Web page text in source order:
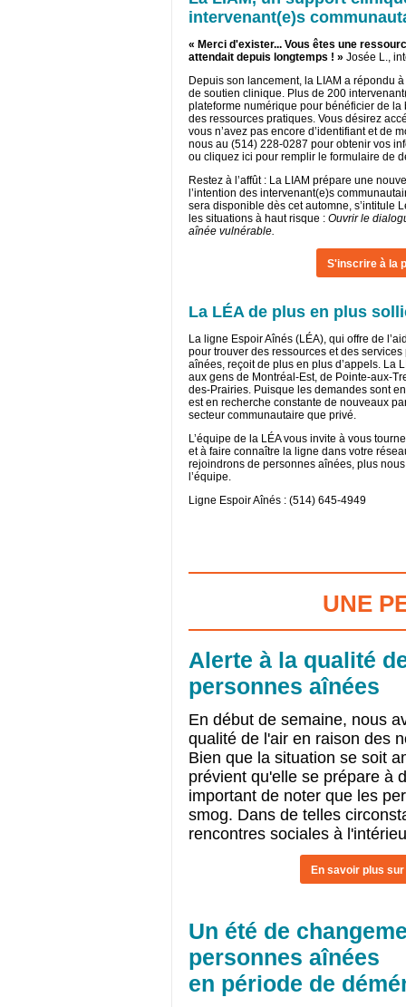
intervenant(e)s
« Merci d'exister... Vous êtes une
attendait depuis longtemps ! » Josée L.,
Depuis son lancement, la LIAM a répondu
de soutien clinique. Plus de 200
plateforme numérique pour bénéficier de
des ressources pratiques. Vous désirez
vous n’avez pas encore d’identifiant et de
nous au (514) 228-0287 pour obtenir vos
ou cliquez ici pour remplir le formulaire de
Restez à l’affût : La LIAM prépare une
l’intention des intervenant(e)s
sera disponible dès cet automne, s’intitule
les situations à haut risque : Ouvrir le
aînée vulnérable.
S'inscrire à la
La LÉA de plus en plus
La ligne Espoir Aînés (LÉA), qui offre de
pour trouver des ressources et des
aînées, reçoit de plus en plus d’appels. La
aux gens de Montréal-Est, de Pointe-aux-
des-Prairies. Puisque les demandes sont
est en recherche constante de nouveaux
secteur communautaire que privé.
L’équipe de la LÉA vous invite à vous
et à faire connaître la ligne dans votre
rejoindrons de personnes aînées, plus
l’équipe.
Ligne Espoir Aînés : (514) 645-4949
UNE
Alerte à la qualité
personnes aînées
En début de semaine, nous
qualité de l'air en raison des
Bien que la situation se soit
prévient qu'elle se prépare à
important de noter que les
smog. Dans de telles
rencontres sociales à
En savoir plus
Un été de
personnes aînées
en période de